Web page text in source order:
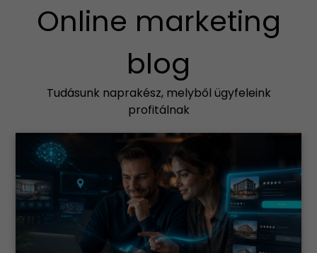
Online marketing
blog
Tudásunk naprakész, melyből ügyfeleink
profitálnak